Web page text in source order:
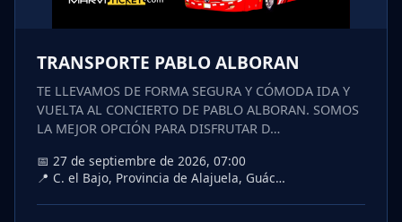
TRANSPORTE PABLO ALBORAN
TE LLEVAMOS DE FORMA SEGURA Y CÓMODA IDA Y
VUELTA AL CONCIERTO DE PABLO ALBORAN. SOMOS
LA MEJOR OPCIÓN PARA DISFRUTAR D…
📅 27 de septiembre de 2026, 07:00
📍 C. el Bajo, Provincia de Alajuela, Guác…